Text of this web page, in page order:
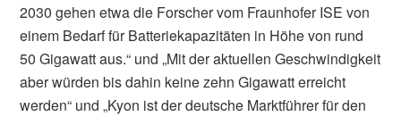
2030 gehen etwa die Forscher vom Fraunhofer ISE von
einem Bedarf für Batteriekapazitäten in Höhe von rund
50 Gigawatt aus.“ und „Mit der aktuellen Geschwindigkeit
aber würden bis dahin keine zehn Gigawatt erreicht
werden“ und „Kyon ist der deutsche Marktführer für den